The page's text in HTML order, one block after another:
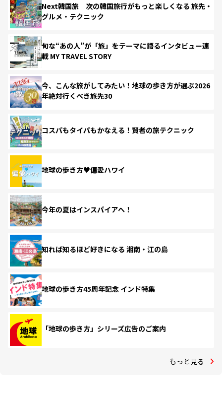
Next韓国旅 次の韓国旅行がもっと楽しくなる 旅先・
グルメ・テクニック
旬な“あの人”が「旅」をテーマに語るインタビュー連
載 MY TRAVEL STORY
今、こんな旅がしてみたい！地球の歩き方が選ぶ2026
年絶対行くべき旅先30
コスパもタイパもかなえる！賢者の旅テクニック
地球の歩き方♥偏愛ハワイ
今年の夏はインスパイアへ！
知れば知るほど好きになる 湘南・江の島
地球の歩き方45周年記念 インド特集
「地球の歩き方」シリーズ広告のご案内
もっと見る